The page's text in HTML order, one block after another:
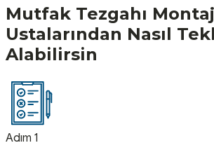
Mutfak Tezgahı
Ustalarından Nasıl
Alabilirsin
Adım 1